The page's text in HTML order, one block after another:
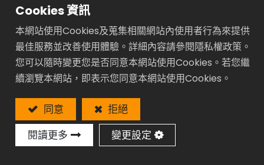
扳手可以在狹小空間使用
超值:
開口加大18% - 25%增加可使用的螺帽尺寸範
圍
省空間:
下顎尾端無凸出設計在狹隘空間更容易使用
厚手柄:
Cookies 資訊
本網站使用Cookies及蒐集相關網站內使用者行為來提供
最佳服務並改善使用體驗。詳細內容請參閱隱私權政策。
您可以隨時變更您是否同意本網站使用Cookies。若您繼
續瀏覽本網站，即表示您同意本網站使用Cookies。
同意
拒絕
閱讀更多
變更設定